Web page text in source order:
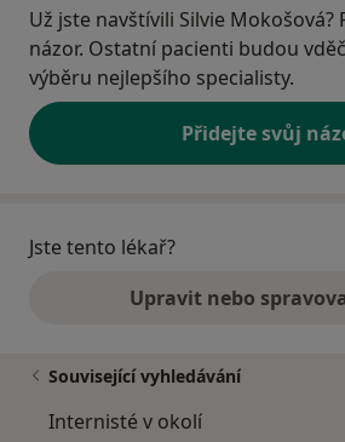
Už jste navštívili Silvie Mokošová?
názor. Ostatní pacienti budou
výběru nejlepšího specialisty.
Přidejte svůj
Jste tento lékař?
Upravit nebo
Související vyhledávání
Internisté v okolí